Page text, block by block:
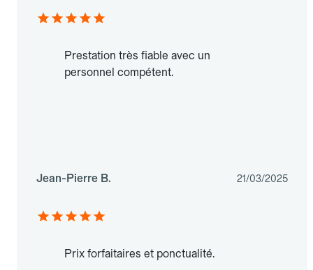
Prestation très fiable avec un
personnel compétent.
Jean-Pierre B. 21/03/2025
Prix forfaitaires et ponctualité.